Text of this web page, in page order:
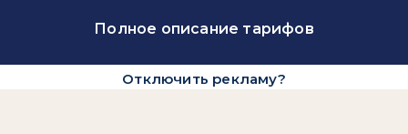
Полное описание тарифов
Отключить рекламу?